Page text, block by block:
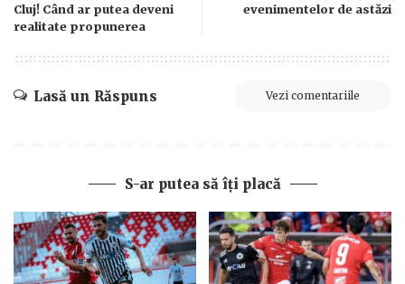
Cluj! Când ar putea deveni
realitate propunerea
evenimentelor de astăzi
Lasă un Răspuns Vezi comentariile
S-ar putea să îți placă